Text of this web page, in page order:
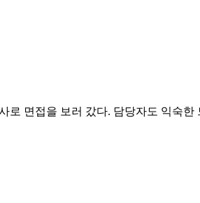
면접을 보러 갔다. 담당자도 익숙한